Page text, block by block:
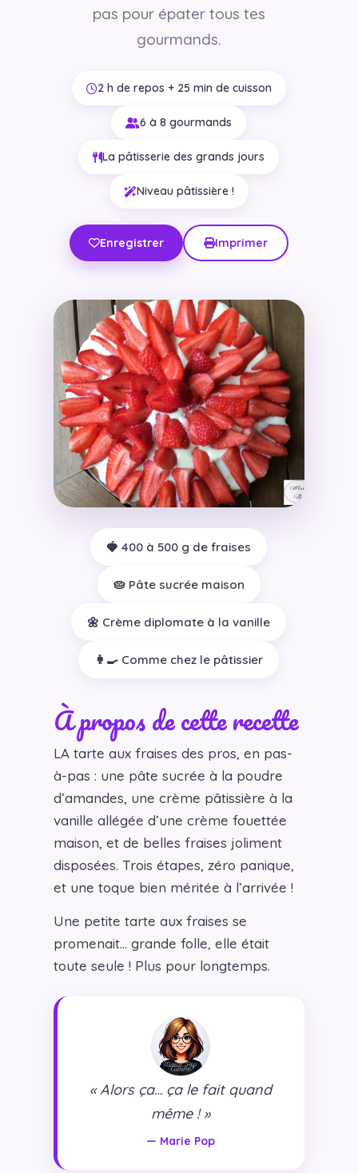
pas pour épater tous tes
gourmands.
2 h de repos + 25 min de cuisson
6 à 8 gourmands
La pâtisserie des grands jours
Niveau pâtissière !
Enregistrer Imprimer
🍓 400 à 500 g de fraises
🥧 Pâte sucrée maison
🌼 Crème diplomate à la vanille
👩‍🍳 Comme chez le pâtissier
À propos de cette recette
LA tarte aux fraises des pros, en pas-
à-pas : une pâte sucrée à la poudre
d’amandes, une crème pâtissière à la
vanille allégée d’une crème fouettée
maison, et de belles fraises joliment
disposées. Trois étapes, zéro panique,
et une toque bien méritée à l’arrivée !
Une petite tarte aux fraises se
promenait… grande folle, elle était
toute seule ! Plus pour longtemps.
« Alors ça… ça le fait quand
même ! »
— Marie Pop